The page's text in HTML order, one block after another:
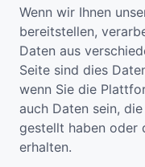
Wenn wir Ihnen
bereitstellen,
Daten aus
Seite sind dies
wenn Sie die
auch Daten sein,
gestellt haben oder
erhalten.